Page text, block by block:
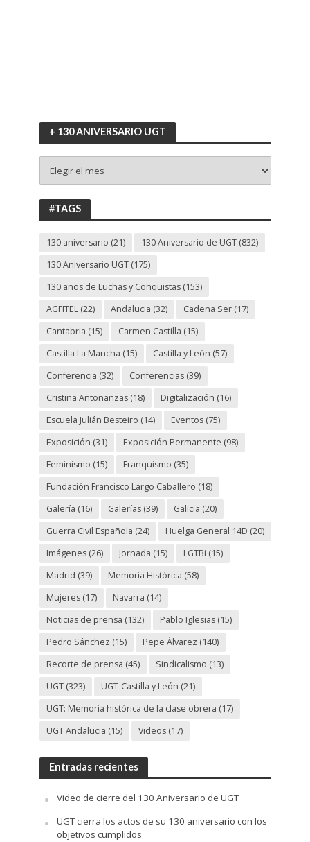
+ 130 ANIVERSARIO UGT
130
ANIVERSARIO
UGT
#TAGS
130 aniversario (21) 130 Aniversario de UGT(832)
130 Aniversario UGT(175)
130 años de Luchas y Conquistas(153)
AGFITEL(22) Andalucia (32) Cadena Ser(17)
Cantabria (15) Carmen Castilla (15)
Castilla La Mancha (15) Castilla y León (57)
Conferencia (32) Conferencias(39)
Cristina Antoñanzas(18) Digitalización (16)
Escuela Julián Besteiro (14) Eventos(75)
Exposición (31) Exposición Permanente (98)
Feminismo (15) Franquismo (35)
Fundación Francisco Largo Caballero (18)
Galería (16) Galerías(39) Galicia (20)
Guerra Civil Española (24) Huelga General 14D (20)
Imágenes(26) Jornada (15) LGTBi (15)
Madrid (39) Memoria Histórica (58)
Mujeres(17) Navarra (14)
Noticias de prensa (132) Pablo Iglesias(15)
Pedro Sánchez (15) Pepe Álvarez (140)
Recorte de prensa (45) Sindicalismo (13)
UGT(323) UGT-Castilla y León (21)
UGT: Memoria histórica de la clase obrera (17)
UGT Andalucia (15) Videos(17)
Entradas recientes
Video de cierre del 130 Aniversario de UGT
UGT cierra los actos de su 130 aniversario con los
objetivos cumplidos